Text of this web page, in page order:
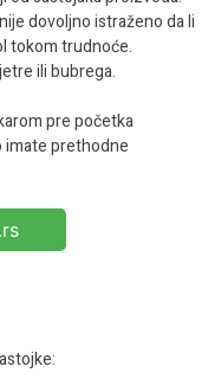
dovoljno istraženo da li
tokom trudnoće.
ili bubrega.
pre početka
imate prethodne